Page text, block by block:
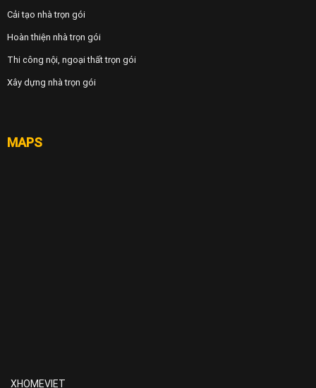
Cải tạo nhà trọn gói
Hoàn thiện nhà trọn gói
Thi công nội, ngoại thất trọn gói
Xây dựng nhà trọn gói
MAPS
XHOMEVIET